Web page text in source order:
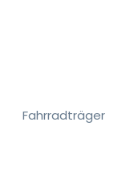
Fahrradträger